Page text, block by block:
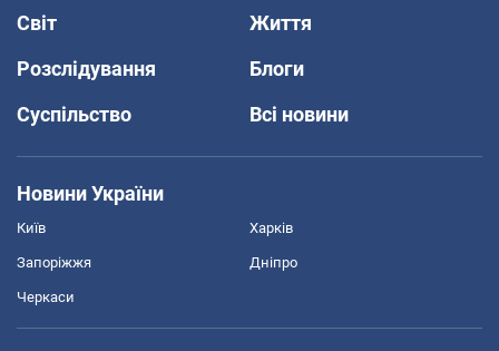
Світ
Життя
Розслідування
Блоги
Суспільство
Всі новини
Новини України
Київ Харків
Запоріжжя Дніпро
Черкаси